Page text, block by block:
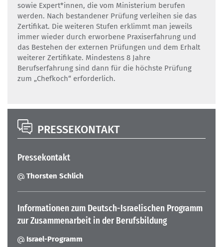
sowie Expert*innen, die vom Ministerium berufen
werden. Nach bestandener Prüfung verleihen sie das
Zertifikat. Die weiteren Stufen erklimmt man jeweils
immer wieder durch erworbene Praxiserfahrung und
das Bestehen der externen Prüfungen und dem Erhalt
weiterer Zertifikate. Mindestens 8 Jahre
Berufserfahrung sind dann für die höchste Prüfung
zum „Chefkoch“ erforderlich.
PRESSEKONTAKT
Pressekontakt
Thorsten Schlich
Informationen zum Deutsch-Israelischen Programm
zur Zusammenarbeit in der Berufsbildung
Israel-Programm